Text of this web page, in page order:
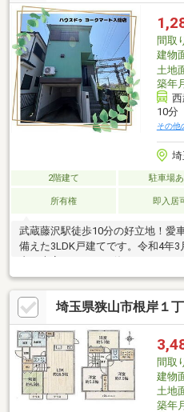
間取
建物
土地
築年
10分
その他
2階建て 駐車場
所有権 即入居
武蔵藤沢駅徒歩10分の好立地！愛
備えた3LDK戸建てです。令和4年3
身近に揃います。
埼玉県狭山市根岸１
間取
建物
土地
築年